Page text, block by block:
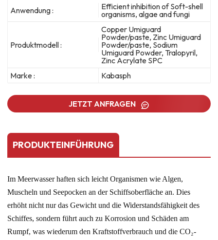
Anwendung :
Efficient inhibition of Soft-shell
organisms, algae and fungi
Produktmodell :
Copper Umiguard
Powder/paste, Zinc Umiguard
Powder/paste, Sodium
Umiguard Powder, Tralopyril,
Zinc Acrylate SPC
Marke :
Kabasph
JETZT ANFRAGEN
PRODUKTEINFÜHRUNG
Im Meerwasser haften sich leicht Organismen wie Algen,
Muscheln und Seepocken an der Schiffsoberfläche an. Dies
erhöht nicht nur das Gewicht und die Widerstandsfähigkeit des
Schiffes, sondern führt auch zu Korrosion und Schäden am
Rumpf, was wiederum den Kraftstoffverbrauch und die CO₂-